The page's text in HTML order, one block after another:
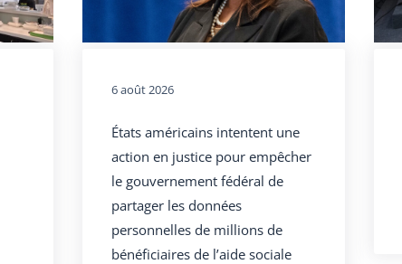
6 août 2026
États américains intentent une
action en justice pour empêcher
le gouvernement fédéral de
partager les données
personnelles de millions de
bénéficiaires de l’aide sociale